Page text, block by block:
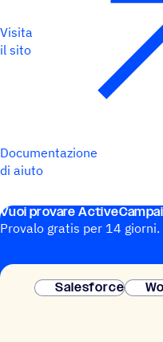
Visita
il sito
Documentazione
di aiuto
Vuoi provare
Provalo gratis per 14 giorni.
Salesforce